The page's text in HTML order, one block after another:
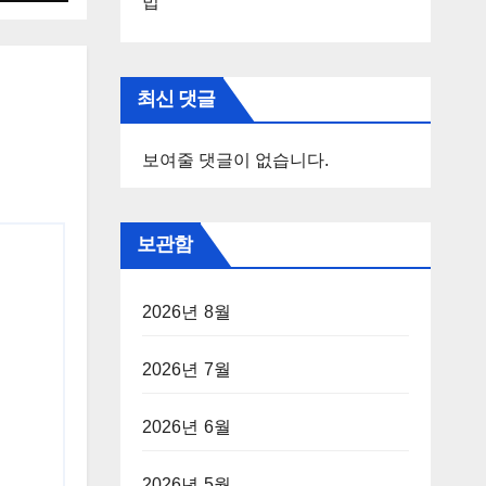
최신 댓글
보여줄 댓글이 없습니다.
보관함
2026년 8월
2026년 7월
2026년 6월